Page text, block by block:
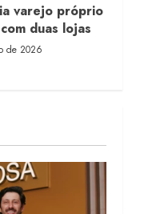
varejo próprio
duas lojas
de 2026